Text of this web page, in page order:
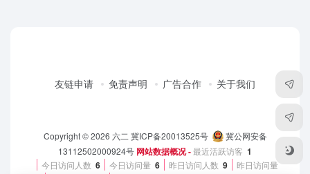
友链申请 免责声明 广告合作 关于我们
Copyright © 2026 六二 冀ICP备20013525号
冀公网安备
13112502000924号 网站数据概况 -最近活跃访客 1
今日访问人数 6 今日访问量 6 昨日访问人数 9 昨日访问量